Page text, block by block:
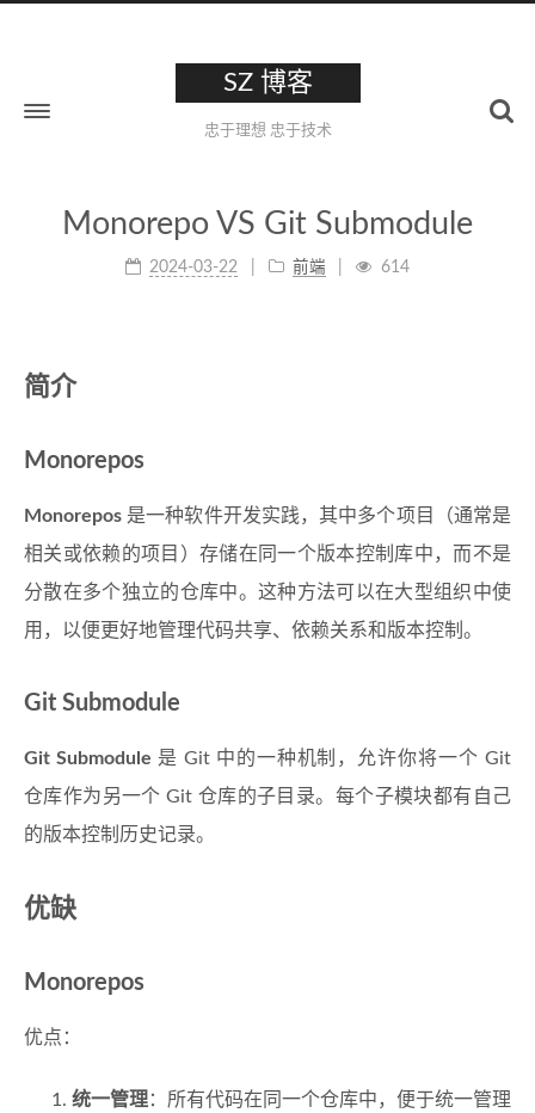
SZ 博客
忠于理想 忠于技术
Monorepo VS Git Submodule
2024-03-22 前端 614
简介
Monorepos
Monorepos 是一种软件开发实践，其中多个项目（通常是
相关或依赖的项目）存储在同一个版本控制库中，而不是
分散在多个独立的仓库中。这种方法可以在大型组织中使
用，以便更好地管理代码共享、依赖关系和版本控制。
Git Submodule
Git Submodule 是 Git 中的一种机制，允许你将一个 Git
仓库作为另一个 Git 仓库的子目录。每个子模块都有自己
的版本控制历史记录。
优缺
Monorepos
优点：
统一管理：所有代码在同一个仓库中，便于统一管理